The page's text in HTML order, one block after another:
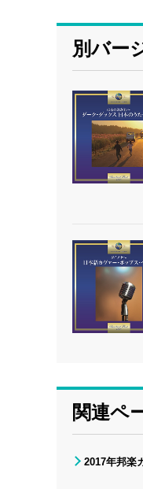
別バー
関連ペ
2017年邦楽